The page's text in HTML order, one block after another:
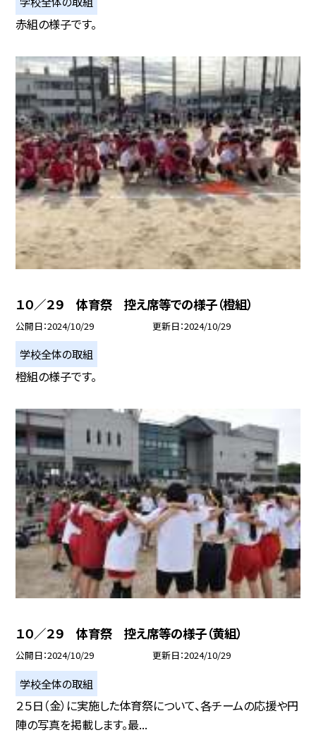
赤組の様子です。
１０／２９ 体育祭 控え席等での様子（橙組）
公開日 2024/10/29 更新日 2024/10/29
学校全体の取組
橙組の様子です。
１０／２９ 体育祭 控え席等の様子（黄組）
公開日 2024/10/29 更新日 2024/10/29
学校全体の取組
２５日（金）に実施した体育祭について、各チームの応援や円
陣の写真を掲載します。最...